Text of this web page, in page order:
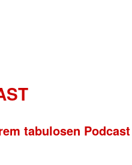
tabulosen